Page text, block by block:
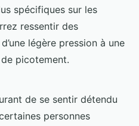
spécifiques sur les
ressentir des
légère pression à une
picotement.
de se sentir détendu
personnes